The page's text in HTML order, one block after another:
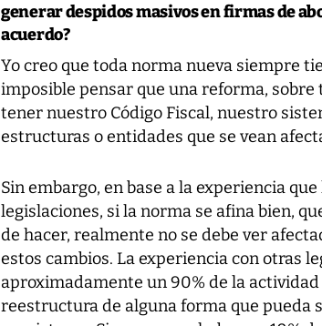
generar despidos masivos en firmas de
acuerdo?
Yo creo que toda norma nueva siempre
imposible pensar que una reforma,
tener nuestro Código Fiscal, nuestro
estructuras o entidades que se vean
Sin embargo, en base a la experiencia
legislaciones, si la norma se afina bien,
de hacer, realmente no se debe ver
estos cambios. La experiencia con otras
aproximadamente un 90% de la
reestructura de alguna forma que pueda